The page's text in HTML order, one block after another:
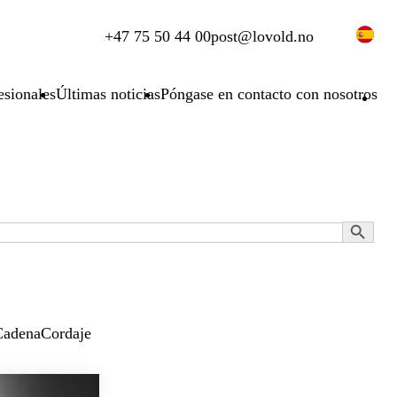
+47 75 50 44 00post@lovold.no
Últimas noticiasPóngase en contacto con nosotros
Botón de
Cordaje